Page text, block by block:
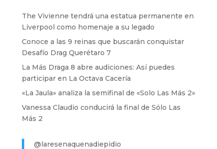
The Vivienne tendrá una estatua permanente en
Liverpool como homenaje a su legado
Conoce a las 9 reinas que buscarán conquistar
Desafío Drag Querétaro 7
La Más Draga 8 abre audiciones: Así puedes
participar en La Octava Cacería
«La Jaula» analiza la semifinal de «Solo Las Más 2»
Vanessa Claudio conducirá la final de Sólo Las
Más 2
@laresenaquenadiepidio